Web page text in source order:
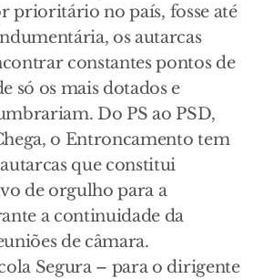
prioritário no país, fosse até
os autarcas
constantes pontos de
só os mais dotados e
Do PS ao PSD,
o Entroncamento tem
que constitui
de orgulho para a
a continuidade da
de câmara.
Segura – para o dirigente